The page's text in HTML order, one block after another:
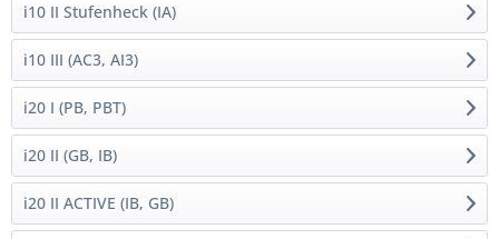
i10 II Stufenheck (IA)
i10 III (AC3, AI3)
i20 I (PB, PBT)
i20 II (GB, IB)
i20 II ACTIVE (IB, GB)